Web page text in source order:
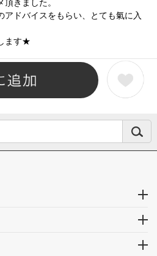
きました。
ドバイスをもらい、とても氣に入
ます★